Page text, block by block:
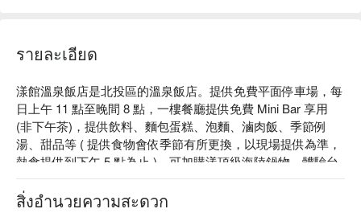
รายละเอียด
漾館溫泉飯店是北投區的溫泉飯店。提供免費平面停車場，每
日上午 11 點至晚間 8 點，一樓餐廳提供免費 Mini Bar 享用
(非下午茶)，提供飲料、麵包蛋糕、泡麵、滷肉飯、季節例
湯、甜品等 ( 提供食物會依季節有所更換，以現場提供為準，
熱食提供到下午 5 點為止 )。可加購漾頂級海陸鍋物，體驗台
灣頂級現流海鮮鍋物享受。
漾館溫泉飯店評價：Google 4 星
สิ่งอำนวยความสะดวก